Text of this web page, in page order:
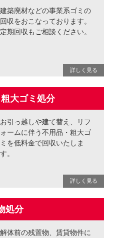
建築廃材などの事業系ゴミの
回収をおこなっております。
定期回収もご相談ください。
大ゴミ処分
お引っ越しや建て替え、リフ
ォームに伴う不用品・粗大ゴ
ミを低料金で回収いたしま
す。
処分
解体前の残置物、賃貸物件に